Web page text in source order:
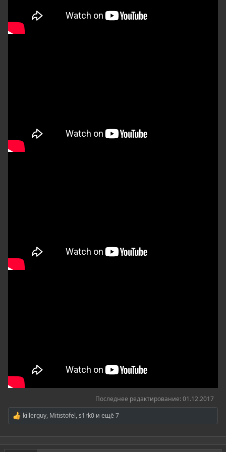
Последнее редактирование: 01.12.2017
Р
е
а
к
killerguy, Mitistofel,s1rk0 и ещё 7